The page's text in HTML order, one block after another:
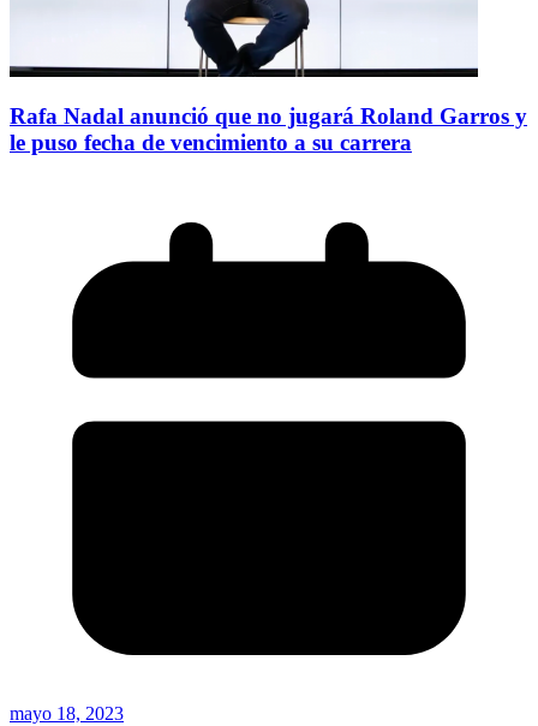
Rafa Nadal anunció que no jugará Roland Garros y
le puso fecha de vencimiento a su carrera
mayo 18, 2023